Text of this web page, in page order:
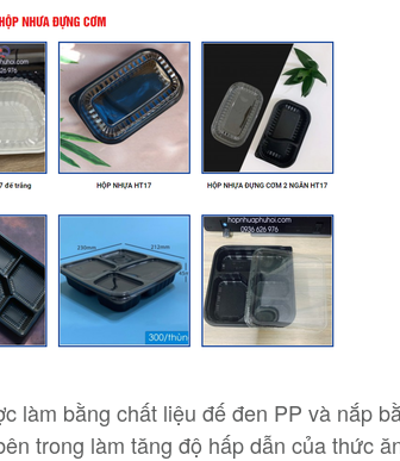
làm bằng chất liệu đế đen PP và nắp
trong làm tăng độ hấp dẫn của thức